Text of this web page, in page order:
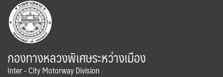
กองทางหลวงพิเศษระหว่างเมือง
Inter - City Motorway Division